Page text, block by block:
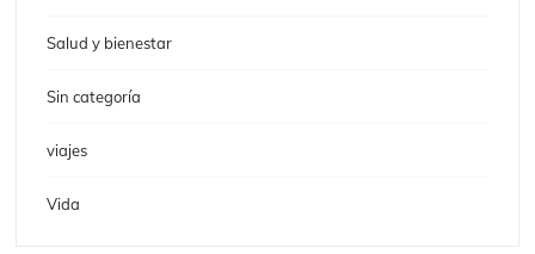
Salud y bienestar
Sin categoría
viajes
Vida